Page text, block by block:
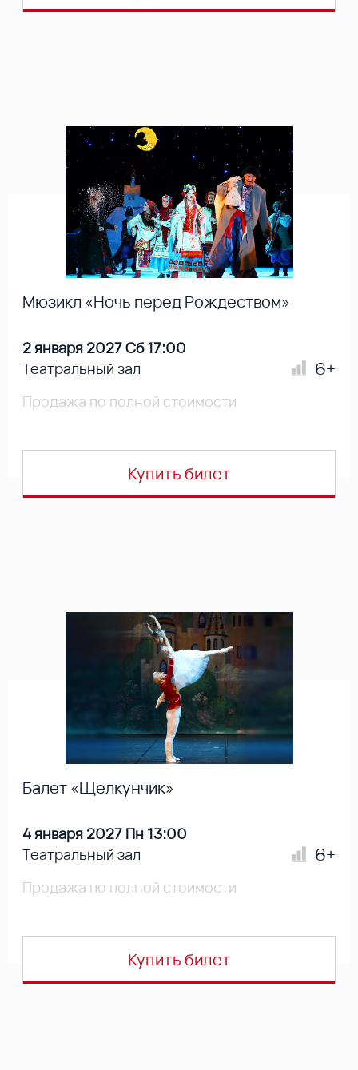
Мюзикл «Ночь перед Рождеством»
2 января 2027 Сб 17:00
Театральный зал
6+
Продажа по полной стоимости
Купить билет
Балет «Щелкунчик»
4 января 2027 Пн 13:00
Театральный зал
6+
Продажа по полной стоимости
Купить билет